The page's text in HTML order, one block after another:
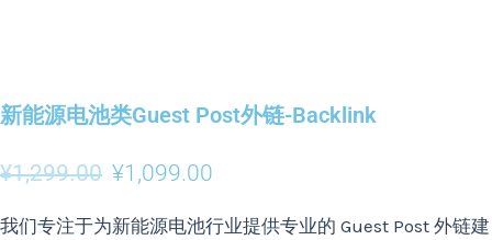
新能源电池类Guest Post外链-Backlink
¥1,299.00 ¥1,099.00
我们专注于为新能源电池行业提供专业的 Guest Post 外链建